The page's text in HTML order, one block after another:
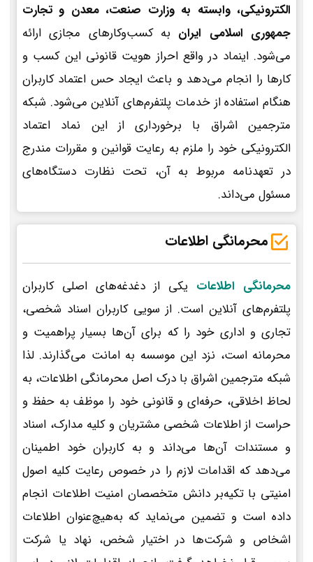
الکترونیکی، وابسته به وزارت صنعت، معدن و تجارت
جمهوری اسلامی ایران به کسب‌وکارهای مجازی ارائه
می‌شود. اینماد در واقع احراز هویت قانونی این کسب و
کارها را انجام می‌دهد و باعث ایجاد حس اعتماد کاربران
هنگام استفاده از خدمات پلتفرم‌های آنلاین می‌شود. شبکه
مترجمین اشراق با برخورداری از این نماد اعتماد
الکترونیکی خود را ملزم به رعایت قوانین و مقررات مندرج
در تعهدنامه مربوط به آن، تحت نظارت دستگاه‌های
مسئول می‌داند.
محرمانگی اطلاعات
محرمانگی اطلاعات یکی از دغدغه‌های اصلی کاربران
پلتفرم‌های آنلاین است. از سویی کاربران اسناد شخصی،
تجاری و اداری خود را که برای آن‌ها بسیار پراهمیت و
محرمانه است، نزد این موسسه به امانت می‌گذارند. لذا
شبکه مترجمین اشراق با درک اصل محرمانگی اطلاعات، به
لحاظ اخلاقی، حرفه‌ای و قانونی خود را موظف به حفظ و
حراست از اطلاعات شخصی مشتریان و کلیه مدارک، اسناد
و مستندات آن‌ها می‌داند و به کاربران خود اطمینان
می‌دهد که اقدامات لازم را در خصوص رعایت کلیه اصول
امنیتی با تکیه‌بر دانش متخصصان امنیت اطلاعات انجام
داده است و تضمین می‌نماید که به‌هیچ‌عنوان اطلاعات
اشخاص و شرکت‌ها در اختیار شخص، نهاد یا شرکت